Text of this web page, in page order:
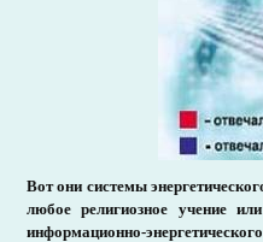
Вот они системы
любое религиозное учение
информационно-